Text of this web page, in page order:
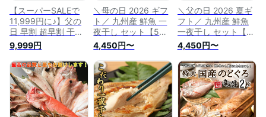
【スーパーSALEで
11,999円に♪】父の
日 早割 超早割 干物
贅沢一夜干しセット
【7種20食分】送料
無料 のどぐろ 蓮子
鯛 かます もちうお
金目鯛 あじみりん
冷凍 ギフト 御祝 内
祝 誕生日 プレゼン
9,999円
＼母の日 2026 ギフ
ト／ 九州産 鮮魚 一
夜干し セット【5種
11食分】国産 送料無
料 アジ 蓮子鯛 あじ
みりん 真鯛 かます
干物 焼き魚 海鮮 花
以外 冷凍 御祝 内祝
誕生日 父の日 プレ
ゼント お中元 お歳
4,450円〜
＼父の日 2026 夏ギ
フト／ 九州産 鮮魚
一夜干し セット【5
種11食分】国産 送料
無料 アジ 蓮子鯛 あ
じみりん 真鯛 かま
す 干物 焼き魚 海鮮
花以外 冷凍 御祝 内
祝 誕生日 父の日 プ
レゼント お中元 お
4,450円〜